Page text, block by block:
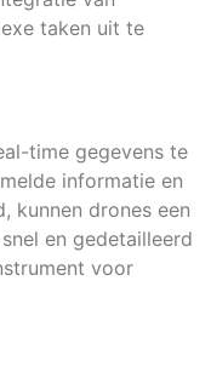
taken uit te
time gegevens te
informatie en
kunnen drones een
en gedetailleerd
voor